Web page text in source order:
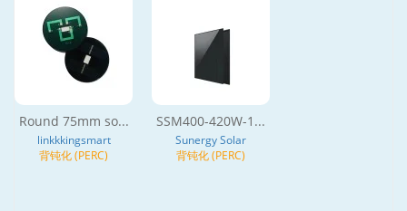
Round 75mm so...
linkkkingsmart
背钝化 (PERC)
SSM400-420W-1...
Sunergy Solar
背钝化 (PERC)